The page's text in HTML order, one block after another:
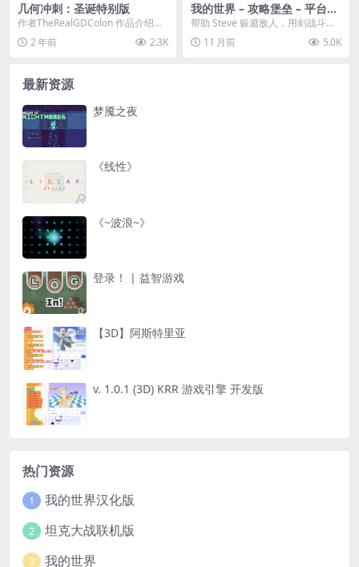
几何冲刺：圣诞特别版
作者TheRealGDColon 作品介绍：
❄️ 欢迎来到《几何冲刺：圣诞特
别...2 年前 2.3K
我的世界 – 攻略堡垒 – 平台跳
跃游戏
帮助 Steve 躲避敌人，用剑战斗并
偷取钻石！ ★★★ 电脑操作 ★★
★ WA...
11 月前 5.0K
最新资源
梦魇之夜
《线性》
《~波浪~》
登录！ | 益智游戏
【3D】阿斯特里亚
v. 1.0.1 (3D) KRR 游戏引擎 开发版
热门资源
1 我的世界汉化版
2 坦克大战联机版
3 我的世界